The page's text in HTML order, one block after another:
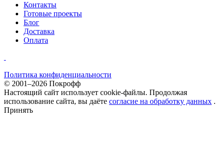
Контакты
Готовые проекты
Блог
Доставка
Оплата
Политика конфиденциальности
© 2001–2026 Покрофф
Настоящий сайт использует cookie-файлы. Продолжая
использование сайта, вы даёте согласие на обработку данных .
Принять